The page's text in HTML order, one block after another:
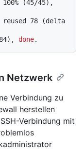
78 (delta
done.
Netzwerk
Verbindung zu
herstellen
Verbindung mit